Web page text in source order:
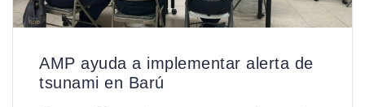
AMP ayuda a implementar alerta de
tsunami en Barú